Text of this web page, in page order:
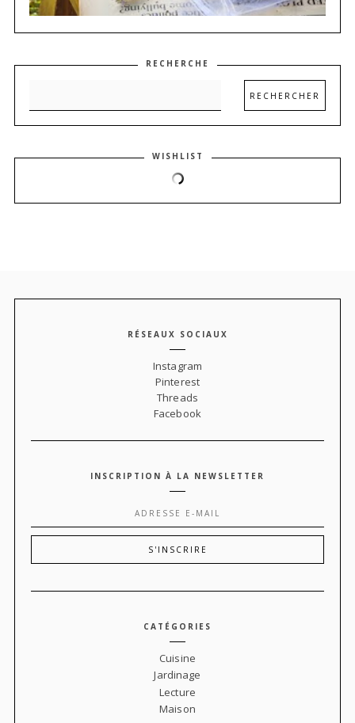
RECHERCHE
WISHLIST
RÉSEAUX SOCIAUX
Instagram
Pinterest
Threads
Facebook
INSCRIPTION À LA NEWSLETTER
CATÉGORIES
Cuisine
Jardinage
Lecture
Maison